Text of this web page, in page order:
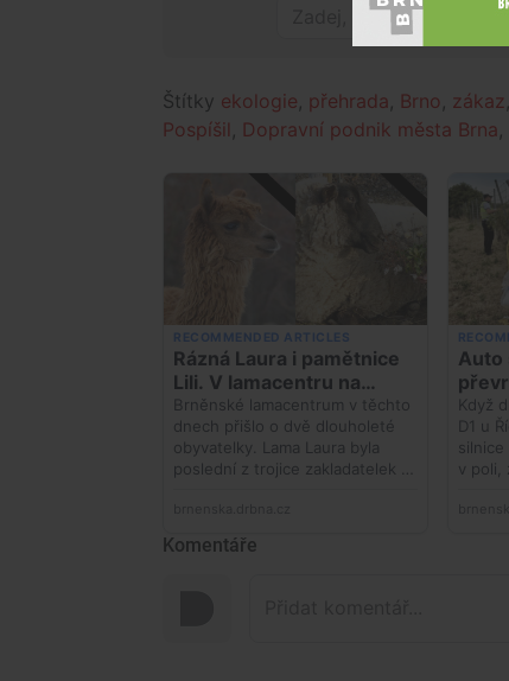
Štítky ekologie přehrada Brno zákaz
Pospíšil
Dopravní podnik města Brna
Komentáře